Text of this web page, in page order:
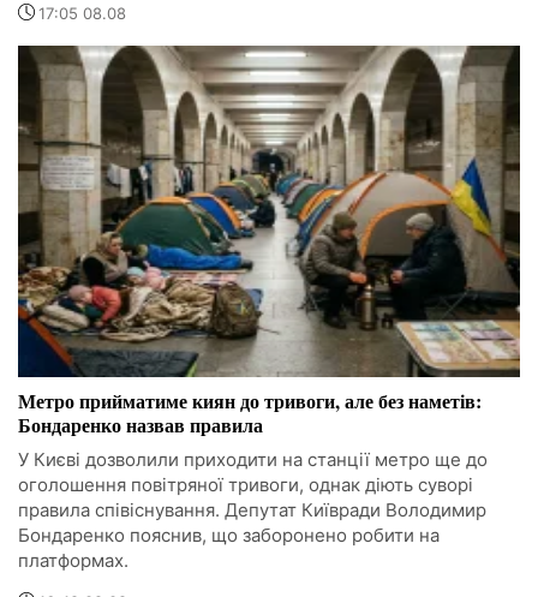
17:05 08.08
Метро прийматиме киян до тривоги, але без наметів:
Бондаренко назвав правила
У Києві дозволили приходити на станції метро ще до
оголошення повітряної тривоги, однак діють суворі
правила співіснування. Депутат Київради Володимир
Бондаренко пояснив, що заборонено робити на
платформах.